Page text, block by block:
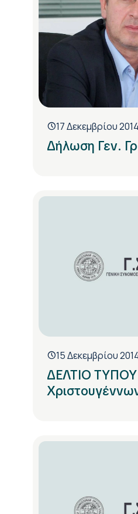
17 Δεκεμβρίου 2014
Δήλωση Γεν.
15 Δεκεμβρίου
ΔΕΛΤΙΟ